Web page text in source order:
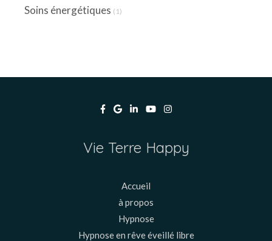
Soins énergétiques (1)
Vie Terre Happy
Accueil
à propos
Hypnose
Hypnose en rêve éveillé libre